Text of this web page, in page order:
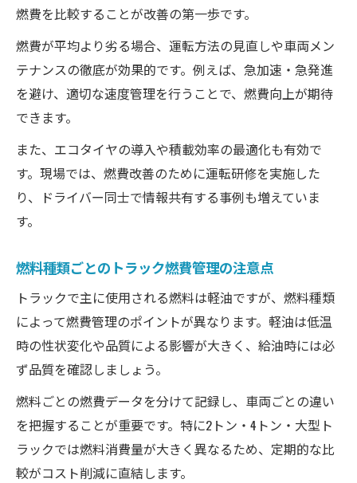
燃費を比較することが改善の第一歩です。
燃費が平均より劣る場合、運転方法の見直しや車両メン
テナンスの徹底が効果的です。例えば、急加速・急発進
を避け、適切な速度管理を行うことで、燃費向上が期待
できます。
また、エコタイヤの導入や積載効率の最適化も有効で
す。現場では、燃費改善のために運転研修を実施した
り、ドライバー同士で情報共有する事例も増えていま
す。
燃料種類ごとのトラック燃費管理の注意点
トラックで主に使用される燃料は軽油ですが、燃料種類
によって燃費管理のポイントが異なります。軽油は低温
時の性状変化や品質による影響が大きく、給油時には必
ず品質を確認しましょう。
燃料ごとの燃費データを分けて記録し、車両ごとの違い
を把握することが重要です。特に2トン・4トン・大型ト
ラックでは燃料消費量が大きく異なるため、定期的な比
較がコスト削減に直結します。